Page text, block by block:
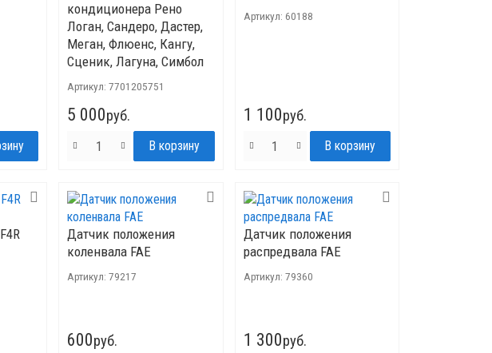
кондиционера Рено
Логан, Сандеро, Дастер,
Меган, Флюенс, Кангу,
Сценик, Лагуна, Симбол
Артикул:7701205751
5 000руб.
Артикул: 60188
1 100руб.
Датчик положения
коленвала FAE
Артикул:79217
600руб.
Датчик положения
распредвала FAE
Артикул: 79360
1 300руб.